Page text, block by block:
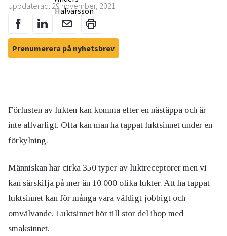
Uppdaterad: 29 november, 2021
Prenumerera på nyhetsbrev
Förlusten av lukten kan komma efter en nästäppa och är
inte allvarligt. Ofta kan man ha tappat luktsinnet under en
förkylning.
Människan har cirka 350 typer av luktreceptorer men vi
kan särskilja på mer än 10 000 olika lukter. Att ha tappat
luktsinnet kan för många vara väldigt jobbigt och
omvälvande. Luktsinnet hör till stor del ihop med
smaksinnet.